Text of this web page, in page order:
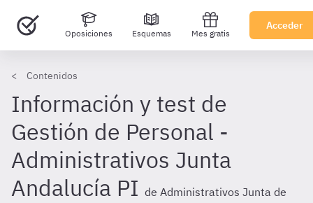
Oposiciones Esquemas Mes gratis
Acceder
Contenidos
Información y test de
Gestión de Personal -
Administrativos Junta
Andalucía PI de Administrativos Junta de